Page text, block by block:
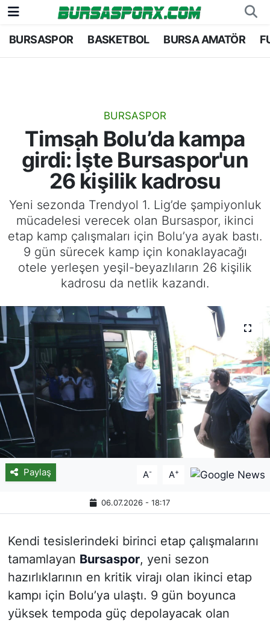
BURSASPOR BASKETBOL BURSA AMATÖR
BURSASPOR
Timsah Bolu’da kampa
girdi: İşte Bursaspor'un
26 kişilik kadrosu
Yeni sezonda Trendyol 1. Lig’de şampiyonluk
mücadelesi verecek olan Bursaspor, ikinci
etap kamp çalışmaları için Bolu’ya ayak bastı.
9 gün sürecek kamp için konaklayacağı
otele yerleşen yeşil-beyazlıların 26 kişilik
kadrosu da netlik kazandı.
Paylaş A- A+
06.07.2026 - 18:17
Kendi tesislerindeki birinci etap çalışmalarını
tamamlayan Bursaspor, yeni sezon
hazırlıklarının en kritik virajı olan ikinci etap
kampı için Bolu’ya ulaştı. 9 gün boyunca
yüksek tempoda güç depolayacak olan
Bursaspor
Bursa Amatör
Hentbol
Voleybol
Genel
Bursa Nöbetçi Eczaneler
Bursa Trafik Yoğunluk Haritası
TFF 1.Lig Puan Durumu ve Fikstür
Tüm Manşetler
Son Dakika Haberleri
Haber Arşivi